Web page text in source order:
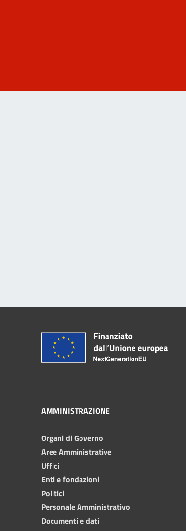
AMMINISTRAZIONE
Organi di Governo
Aree Amministrative
Uffici
Enti e fondazioni
Politici
Personale Amministrativo
Documenti e dati